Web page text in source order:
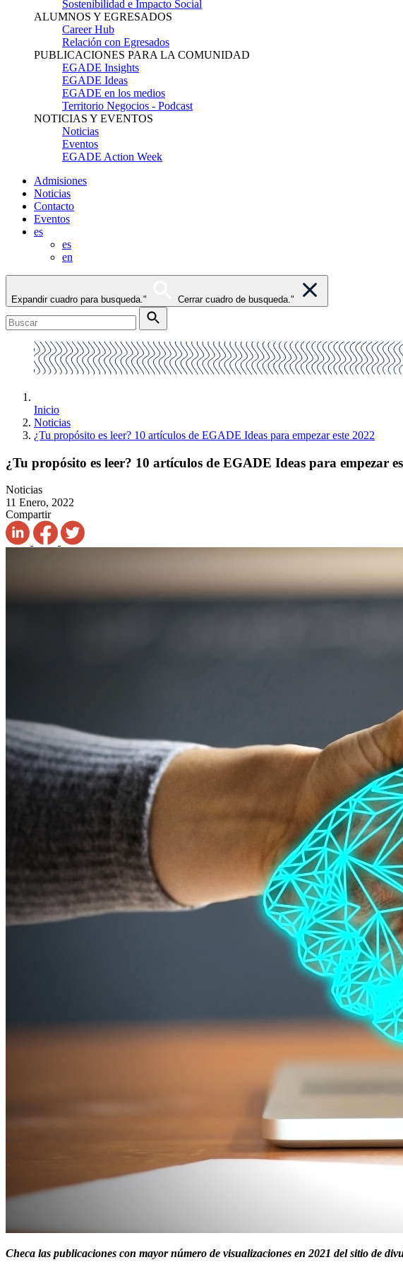
Sostenibilidad e Impacto Social
ALUMNOS Y EGRESADOS
Career Hub
Relación con Egresados
PUBLICACIONES PARA LA COMUNIDAD
EGADE Insights
EGADE Ideas
EGADE en los medios
Territorio Negocios - Podcast
NOTICIAS Y EVENTOS
Noticias
Eventos
EGADE Action Week
Admisiones
Noticias
Contacto
Eventos
es
es
en
Expandir cuadro para busqueda." Cerrar cuadro de busqueda."
Inicio
Noticias
¿Tu propósito es leer? 10 artículos de EGADE Ideas para empezar este 2022
¿Tu propósito es leer? 10 artículos de EGADE Ideas para empezar
Noticias
11 Enero, 2022
Compartir
Checa las publicaciones con mayor número de visualizaciones en 2021 del sitio de